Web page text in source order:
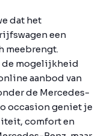
dat het
een
meebrengt.
de mogelijkheid
aanbod van
de Mercedes-
occasion geniet je
comfort en